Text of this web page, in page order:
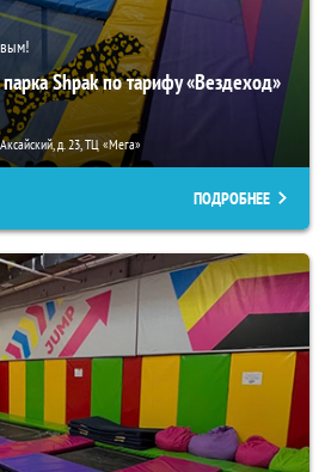
Shpak по тарифу «Вездеход»
д. 23, ТЦ «Мега»
ПОДРОБНЕЕ